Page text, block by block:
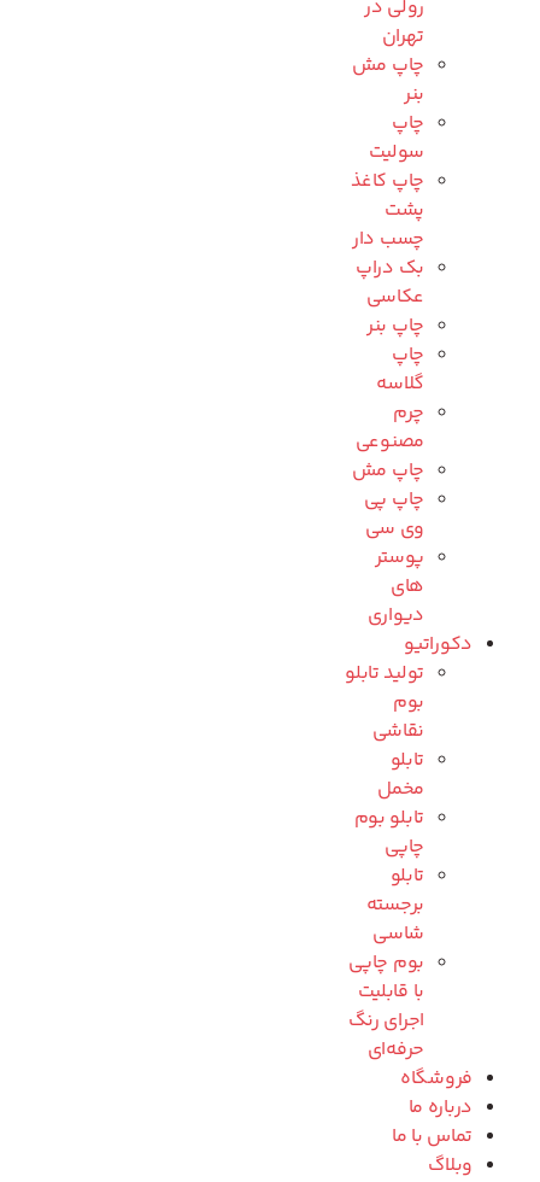
رولی در
تهران
چاپ مش
بنر
چاپ
سولیت
چاپ کاغذ
پشت
چسب دار
بک دراپ
عکاسی
چاپ بنر
چاپ
گلاسه
چرم
مصنوعی
چاپ مش
چاپ پی
وی سی
پوستر
های
دیواری
دکوراتیو
تولید تابلو
بوم
نقاشی
تابلو
مخمل
تابلو بوم
چاپی
تابلو
برجسته
شاسی
بوم چاپی
با قابلیت
اجرای رنگ
حرفه‌ای
فروشگاه
درباره ما
تماس با ما
وبلاگ